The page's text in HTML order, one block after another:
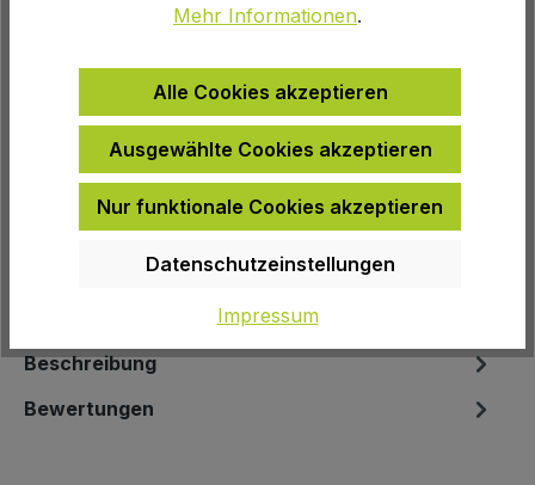
Zur Wunschliste hinzufügen
Produktnummer:115435
4712511840636
Herstellernummer:15700262
Beschreibung
Bewertungen
Mehr Informationen.
Alle Cookies akzeptieren
Ausgewählte Cookies akzeptieren
Nur funktionale Cookies akzeptieren
Datenschutzeinstellungen
Impressum